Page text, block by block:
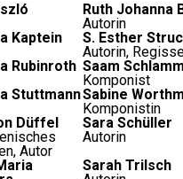
Ruth Johanna
Autorin
Kaptein
S. Esther
Autorin,
Rubinroth Saam
Komponist
StuttmannSabine
Komponistin
Düffel
Autor
Sara Schüller
Autorin
Sarah Trilsch